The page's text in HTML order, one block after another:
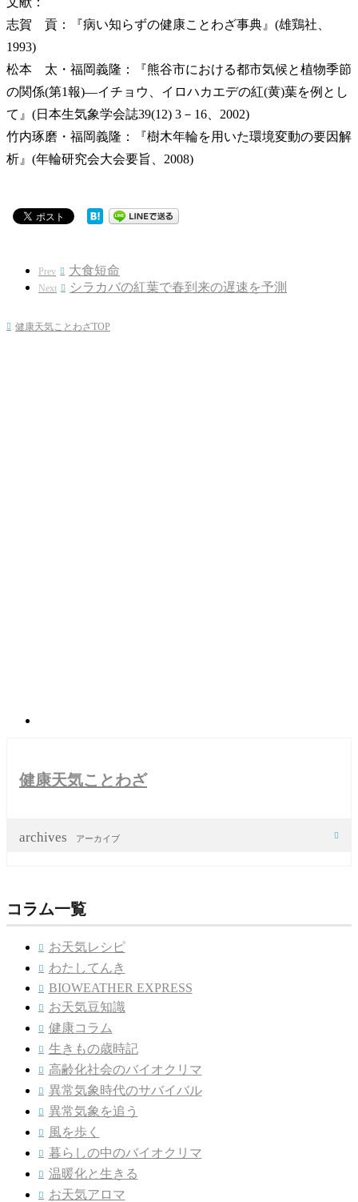
志賀 貢：『病い知らずの健康ことわざ事典』(雄鶏社、
1993)
松本 太・福岡義隆：『熊谷市における都市気候と植物季節
の関係(第1報)―イチョウ、イロハカエデの紅(黄)葉を例とし
て』(日本生気象学会誌39(12) 3－16、2002)
竹内琢磨・福岡義隆：『樹木年輪を用いた環境変動の要因解
析』(年輪研究会大会要旨、2008)
Prev  大食短命
Next  シラカバの紅葉で春到来の遅速を予測
 健康天気ことわざTOP
健康天気ことわざ
archives アーカイブ 
コラム一覧
 お天気レシピ
 わたしてんき
 BIOWEATHER EXPRESS
 お天気豆知識
 健康コラム
 生きもの歳時記
 高齢化社会のバイオクリマ
 異常気象時代のサバイバル
 異常気象を追う
 風を歩く
 暮らしの中のバイオクリマ
 温暖化と生きる
 お天気アロマ